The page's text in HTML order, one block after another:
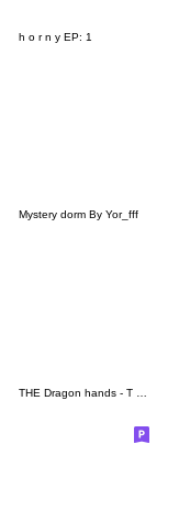
h o r n y EP: 1
Mystery dorm By Yor_fff